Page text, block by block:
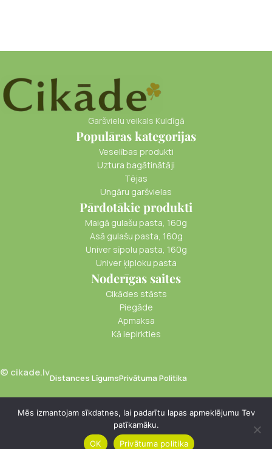
Garšvielu veikals Kuldīgā
Populāras kategorijas
Veselības produkti
Uztura bagātinātāji
Tējas
Ungāru garšvielas
Pārdotākie produkti
Maigā gulašu pasta, 160g
Asā gulašu pasta, 160g
Univer sīpolu pasta, 160g
Univer ķiploku pasta
Noderīgas saites
Cikādes stāsts
Piegāde
Apmaksa
Kā iepirkties
© cikade.lvDistances LīgumsPrivātuma Politika
3.80
PVN - +
Mēs izmantojam sīkdatnes, lai padarītu lapas apmeklējumu Tev
patīkamāku.
OK
Privātuma politika